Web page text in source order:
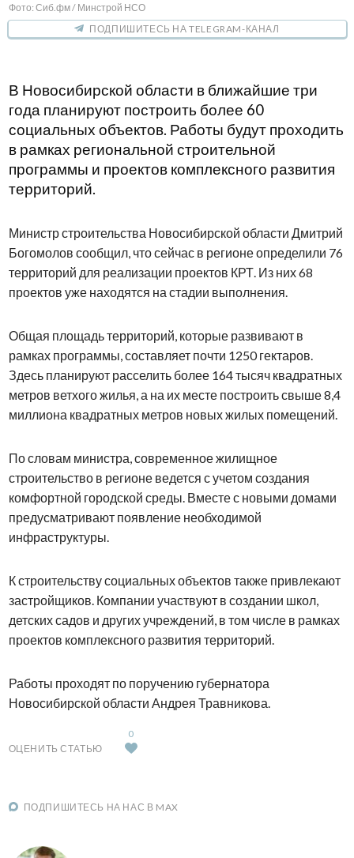
Фото: Сиб.фм / Минстрой НСО
ПОДПИШИТЕСЬ НА TELEGRAM-КАНАЛ
В Новосибирской области в ближайшие три
года планируют построить более 60
социальных объектов. Работы будут проходить
в рамках региональной строительной
программы и проектов комплексного развития
территорий.
Министр строительства Новосибирской области Дмитрий
Богомолов сообщил, что сейчас в регионе определили 76
территорий для реализации проектов КРТ. Из них 68
проектов уже находятся на стадии выполнения.
Общая площадь территорий, которые развивают в
рамках программы, составляет почти 1250 гектаров.
Здесь планируют расселить более 164 тысяч квадратных
метров ветхого жилья, а на их месте построить свыше 8,4
миллиона квадратных метров новых жилых помещений.
По словам министра, современное жилищное
строительство в регионе ведется с учетом создания
комфортной городской среды. Вместе с новыми домами
предусматривают появление необходимой
инфраструктуры.
К строительству социальных объектов также привлекают
застройщиков. Компании участвуют в создании школ,
детских садов и других учреждений, в том числе в рамках
проектов комплексного развития территорий.
Работы проходят по поручению губернатора
Новосибирской области Андрея Травникова.
ОЦЕНИТЬ СТАТЬЮ
0
ПОДПИШИТЕСЬ НА НАС В MAX